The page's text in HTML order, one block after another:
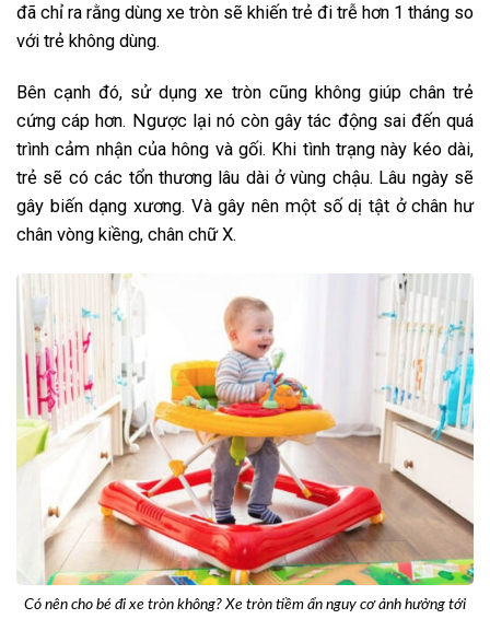
đã chỉ ra rằng dùng xe tròn sẽ khiến trẻ đi trễ hơn 1 tháng so
với trẻ không dùng.
Bên cạnh đó, sử dụng xe tròn cũng không giúp chân trẻ
cứng cáp hơn. Ngược lại nó còn gây tác động sai đến quá
trình cảm nhận của hông và gối. Khi tình trạng này kéo dài,
trẻ sẽ có các tổn thương lâu dài ở vùng chậu. Lâu ngày sẽ
gây biến dạng xương. Và gây nên một số dị tật ở chân hư
chân vòng kiềng, chân chữ X.
Có nên cho bé đi xe tròn không? Xe tròn tiềm ẩn nguy cơ ảnh hưởng tới